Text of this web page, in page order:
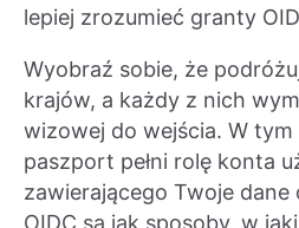
lepiej zrozumieć granty
Wyobraź sobie, że
krajów, a każdy z nich
wizowej do wejścia. W
paszport pełni rolę konta
zawierającego Twoje
OIDC są jak sposoby, w